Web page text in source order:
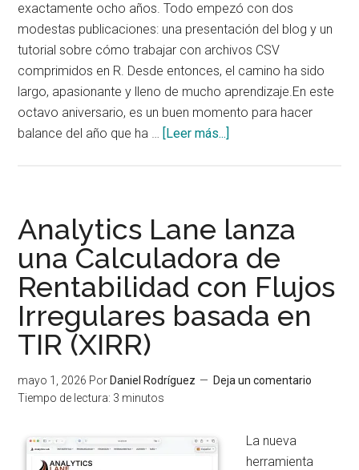
exactamente ocho años. Todo empezó con dos
modestas publicaciones: una presentación del blog y un
tutorial sobre cómo trabajar con archivos CSV
comprimidos en R. Desde entonces, el camino ha sido
largo, apasionante y lleno de mucho aprendizaje.En este
octavo aniversario, es un buen momento para hacer
balance del año que ha … [Leer más...]
cumple
ocho
años!
Analytics Lane lanza
una Calculadora de
Rentabilidad con Flujos
Irregulares basada en
TIR (XIRR)
mayo 1, 2026 Por Daniel Rodríguez
Deja un comentario
Tiempo de lectura: 3 minutos
La nueva
herramienta